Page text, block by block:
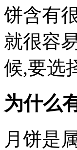
饼含有
就很容
候,要选
为什么
月饼是